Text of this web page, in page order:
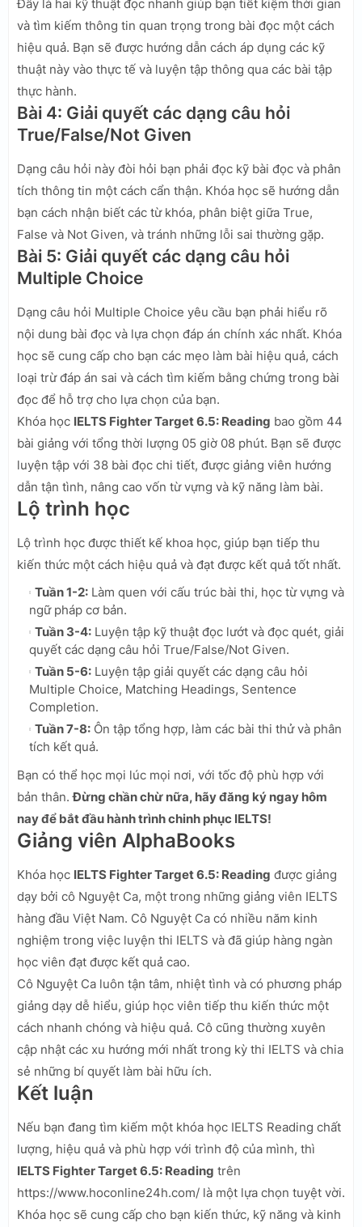
Đây là hai kỹ thuật đọc nhanh giúp bạn tiết kiệm thời gian
và tìm kiếm thông tin quan trọng trong bài đọc một cách
hiệu quả. Bạn sẽ được hướng dẫn cách áp dụng các kỹ
thuật này vào thực tế và luyện tập thông qua các bài tập
thực hành.
Bài 4: Giải quyết các dạng câu hỏi
True/False/Not Given
Dạng câu hỏi này đòi hỏi bạn phải đọc kỹ bài đọc và phân
tích thông tin một cách cẩn thận. Khóa học sẽ hướng dẫn
bạn cách nhận biết các từ khóa, phân biệt giữa True,
False và Not Given, và tránh những lỗi sai thường gặp.
Bài 5: Giải quyết các dạng câu hỏi
Multiple Choice
Dạng câu hỏi Multiple Choice yêu cầu bạn phải hiểu rõ
nội dung bài đọc và lựa chọn đáp án chính xác nhất. Khóa
học sẽ cung cấp cho bạn các mẹo làm bài hiệu quả, cách
loại trừ đáp án sai và cách tìm kiếm bằng chứng trong bài
đọc để hỗ trợ cho lựa chọn của bạn.
Khóa học IELTS Fighter Target 6.5: Reading bao gồm 44
bài giảng với tổng thời lượng 05 giờ 08 phút. Bạn sẽ được
luyện tập với 38 bài đọc chi tiết, được giảng viên hướng
dẫn tận tình, nâng cao vốn từ vựng và kỹ năng làm bài.
Lộ trình học
Lộ trình học được thiết kế khoa học, giúp bạn tiếp thu
kiến thức một cách hiệu quả và đạt được kết quả tốt nhất.
Tuần 1-2: Làm quen với cấu trúc bài thi, học từ vựng và
ngữ pháp cơ bản.
Tuần 3-4: Luyện tập kỹ thuật đọc lướt và đọc quét, giải
quyết các dạng câu hỏi True/False/Not Given.
Tuần 5-6: Luyện tập giải quyết các dạng câu hỏi
Multiple Choice, Matching Headings, Sentence
Completion.
Tuần 7-8: Ôn tập tổng hợp, làm các bài thi thử và phân
tích kết quả.
Bạn có thể học mọi lúc mọi nơi, với tốc độ phù hợp với
bản thân.Đừng chần chừ nữa, hãy đăng ký ngay hôm
nay để bắt đầu hành trình chinh phục IELTS!
Giảng viên AlphaBooks
Khóa học IELTS Fighter Target 6.5: Reading được giảng
dạy bởi cô Nguyệt Ca, một trong những giảng viên IELTS
hàng đầu Việt Nam. Cô Nguyệt Ca có nhiều năm kinh
nghiệm trong việc luyện thi IELTS và đã giúp hàng ngàn
học viên đạt được kết quả cao.
Cô Nguyệt Ca luôn tận tâm, nhiệt tình và có phương pháp
giảng dạy dễ hiểu, giúp học viên tiếp thu kiến thức một
cách nhanh chóng và hiệu quả. Cô cũng thường xuyên
cập nhật các xu hướng mới nhất trong kỳ thi IELTS và chia
sẻ những bí quyết làm bài hữu ích.
Kết luận
Nếu bạn đang tìm kiếm một khóa học IELTS Reading chất
lượng, hiệu quả và phù hợp với trình độ của mình, thì
IELTS Fighter Target 6.5: Reading trên
https://www.hoconline24h.com/ là một lựa chọn tuyệt vời.
Khóa học sẽ cung cấp cho bạn kiến thức, kỹ năng và kinh